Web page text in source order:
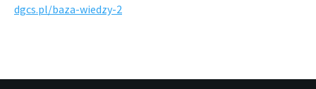
dgcs.pl/baza-wiedzy-2